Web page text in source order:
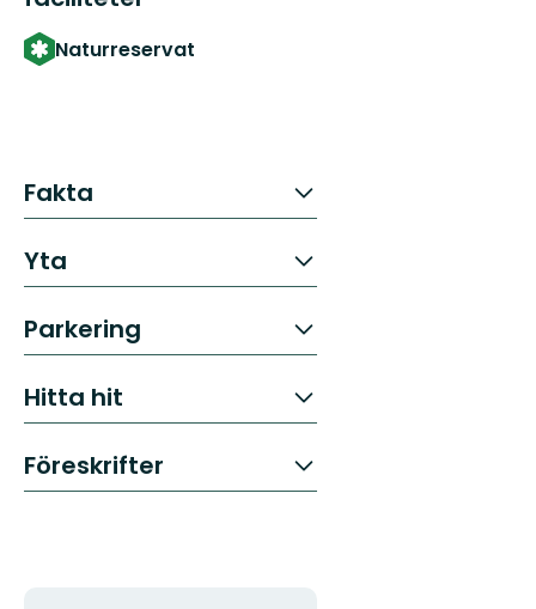
Naturreservat
Fakta
Yta
Parkering
Hitta hit
Föreskrifter